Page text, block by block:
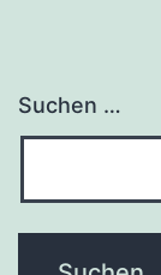
Suchen …